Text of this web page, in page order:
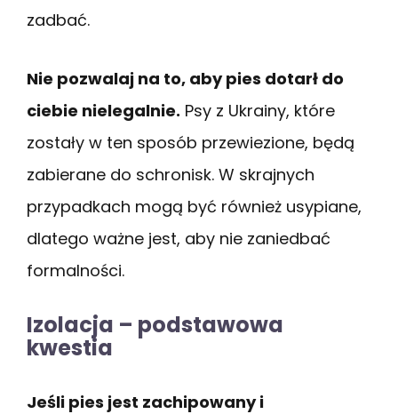
zadbać.
Nie pozwalaj na to, aby pies dotarł do
ciebie nielegalnie. Psy z Ukrainy, które
zostały w ten sposób przewiezione, będą
zabierane do schronisk. W skrajnych
przypadkach mogą być również usypiane,
dlatego ważne jest, aby nie zaniedbać
formalności.
Izolacja – podstawowa
kwestia
Jeśli pies jest zachipowany i